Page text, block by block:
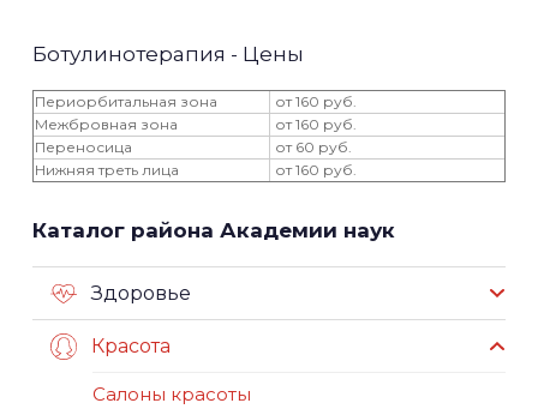
Ботулинотерапия - Цены
Периорбитальная зона
от 160 руб.
Межбровная зона
от 160 руб.
Переносица
от 60 руб.
Нижняя треть лица
от 160 руб.
Каталог района Академии наук
Здоровье
Красота
Салоны красоты